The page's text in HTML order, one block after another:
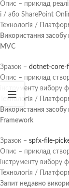
Опис – приклад
і / або SharePoint
Технологія /
Використання засобу
MVC
Зразок – dotnet-core-
Опис – приклад
інструменту вибору
Технологія /
Використання засобу
Framework
Зразок – spfx-file-
Опис – приклад
інструменту вибору
Технологія /
Запит недавно